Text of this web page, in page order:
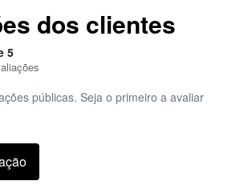
dos clientes
5
públicas. Seja o primeiro a avaliar